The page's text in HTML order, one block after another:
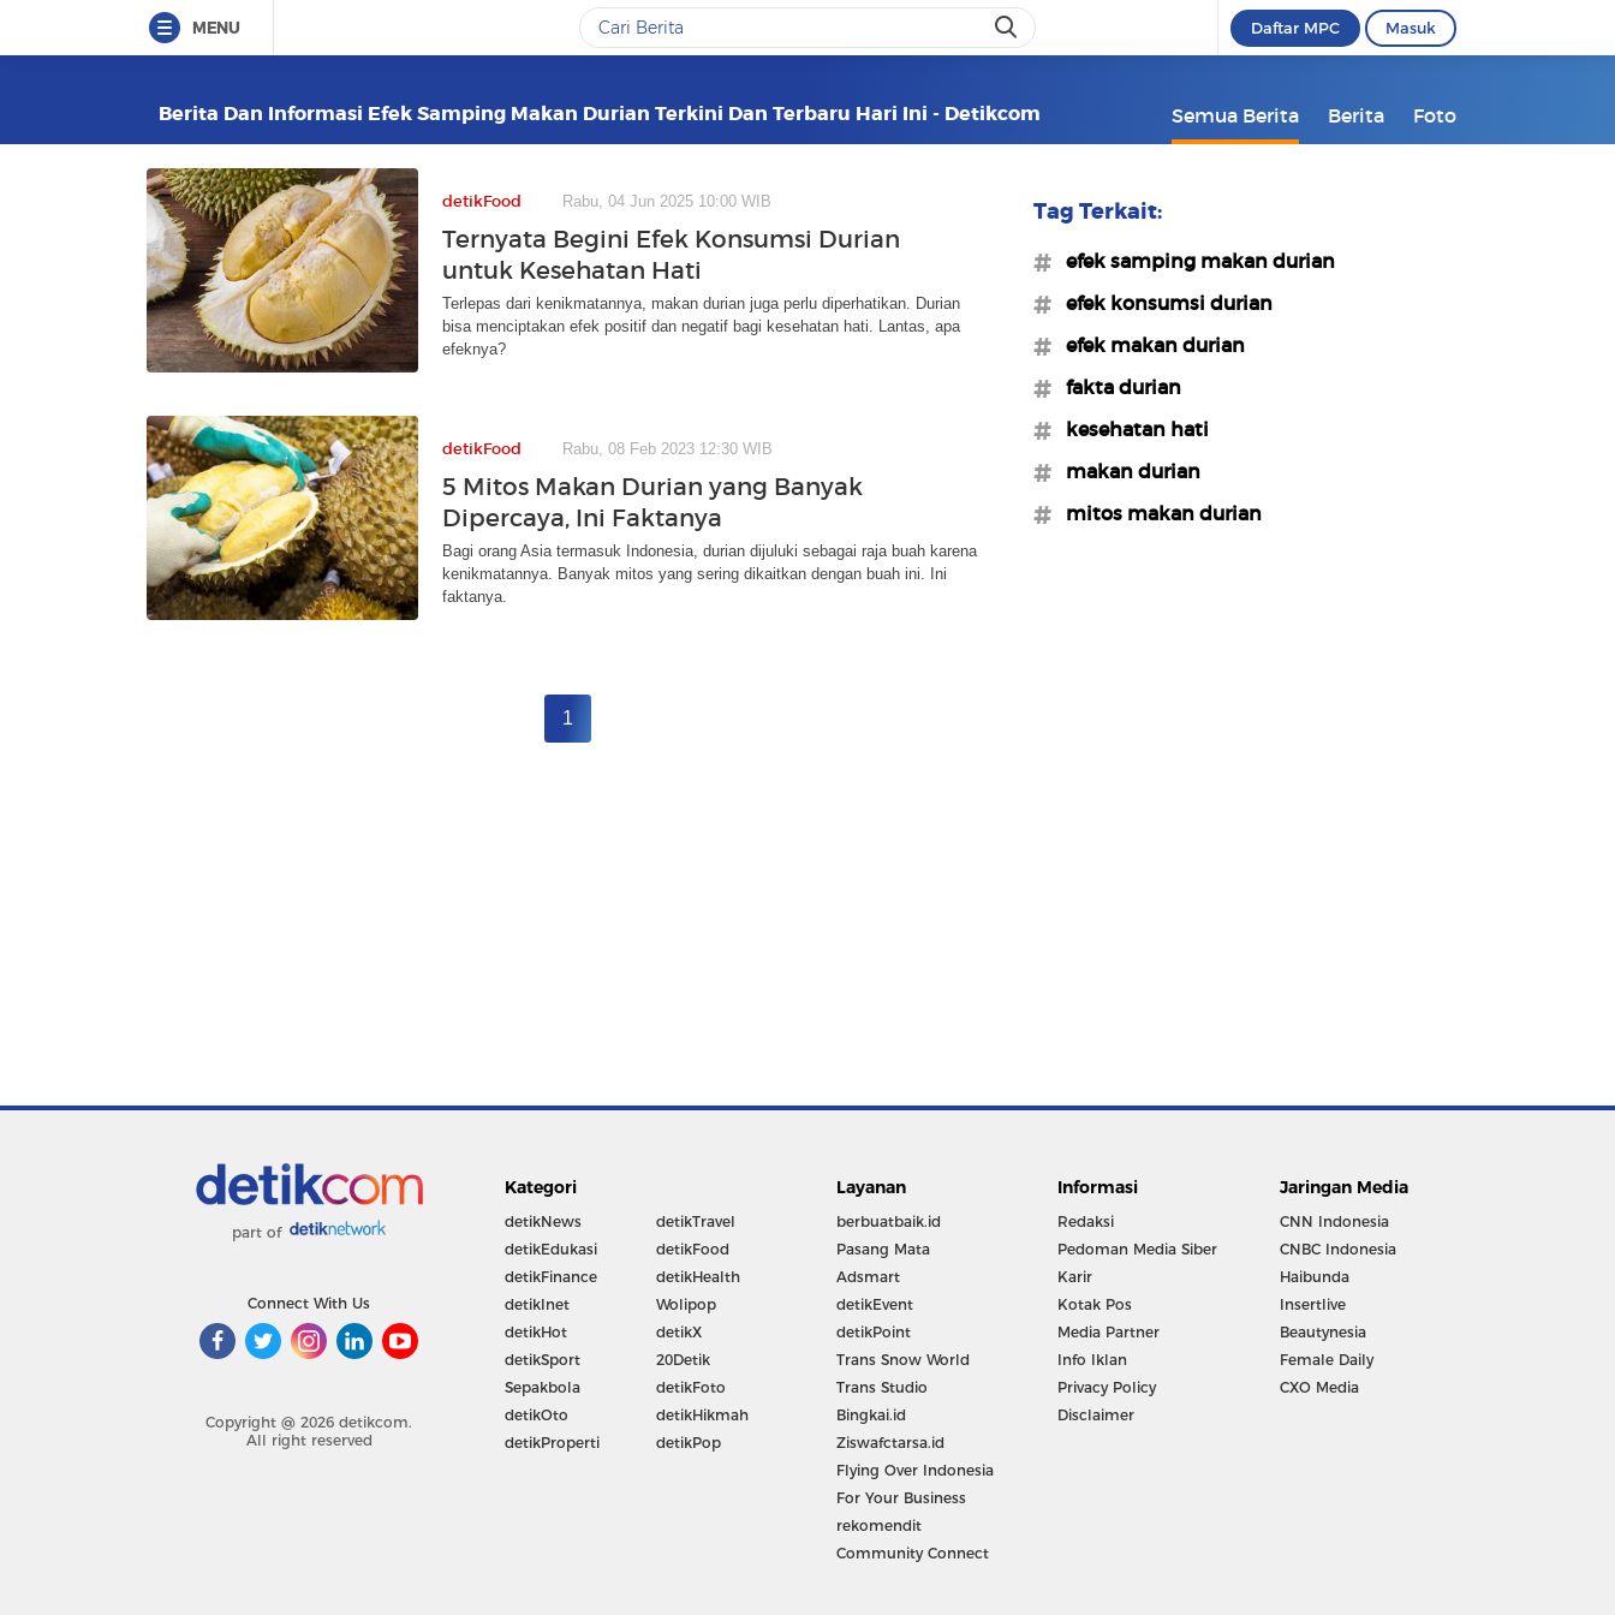
MENU Daftar MPC Masuk
Berita Dan Informasi Efek Samping Makan Durian Terkini Dan Terbaru Hari Ini - Detikcom Semua Berita Berita Foto
detikFood Rabu, 04 Jun 2025 10:00 WIB
Ternyata Begini Efek Konsumsi Durian
untuk Kesehatan Hati
Terlepas dari kenikmatannya, makan durian juga perlu diperhatikan. Durian
bisa menciptakan efek positif dan negatif bagi kesehatan hati. Lantas, apa
efeknya?
detikFood Rabu, 08 Feb 2023 12:30 WIB
5 Mitos Makan Durian yang Banyak
Dipercaya, Ini Faktanya
Bagi orang Asia termasuk Indonesia, durian dijuluki sebagai raja buah karena
kenikmatannya. Banyak mitos yang sering dikaitkan dengan buah ini. Ini
faktanya.
1
Tag Terkait:
#efek samping makan durian
#efek konsumsi durian
#efek makan durian
#fakta durian
#kesehatan hati
#makan durian
#mitos makan durian
part of
Connect With Us
Copyright @ 2026 detikcom.
All right reserved
Kategori
detikNews
detikEdukasi
detikFinance
detikInet
detikHot
detikSport
Sepakbola
detikOto
detikProperti
detikTravel
detikFood
detikHealth
Wolipop
detikX
20Detik
detikFoto
detikHikmah
detikPop
Layanan
berbuatbaik.id
Pasang Mata
Adsmart
detikEvent
detikPoint
Trans Snow World
Trans Studio
Bingkai.id
Ziswafctarsa.id
Flying Over Indonesia
For Your Business
rekomendit
Community Connect
Informasi
Redaksi
Pedoman Media Siber
Karir
Kotak Pos
Media Partner
Info Iklan
Privacy Policy
Disclaimer
Jaringan Media
CNN Indonesia
CNBC Indonesia
Haibunda
Insertlive
Beautynesia
Female Daily
CXO Media